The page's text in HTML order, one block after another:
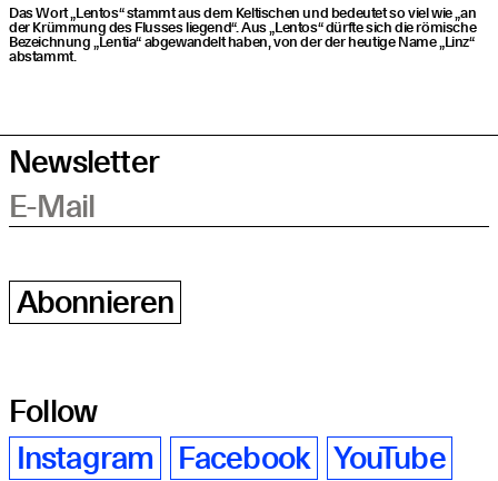
Das Wort„Lentos“ stammt aus dem Kel­ti­schen und bedeu­tet so viel wie„an
der Krüm­mung des Flus­ses lie­gend“. Aus„Lentos“ dürf­te sich die römi­sche
Bezeich­nung„Len­tia“ abge­wan­delt haben, von der der heu­ti­ge Name„Linz“
abstammt.
Newsletter
E-Mail
Abonnieren
Follow
Instagram
Facebook YouTube